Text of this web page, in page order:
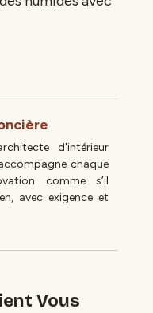
d'intérieur
chaque
comme s’il
avec exigence et
Vous